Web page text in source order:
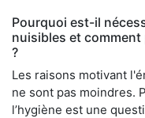
Pourquoi est-il
nuisibles et
?
Les raisons motivant
ne sont pas moindres.
l’hygiène est une